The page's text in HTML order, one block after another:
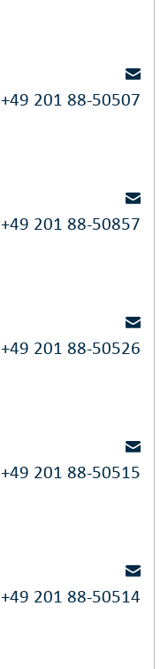
+49 201 88-50507
+49 201 88-50857
+49 201 88-50526
+49 201 88-50515
+49 201 88-50514